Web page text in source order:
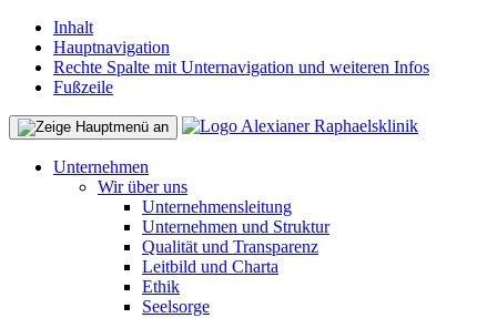
Inhalt
Hauptnavigation
Rechte Spalte mit Unternavigation und weiteren Infos
Fußzeile
Unternehmen
Wir über uns
Unternehmensleitung
Unternehmen und Struktur
Qualität und Transparenz
Leitbild und Charta
Ethik
Seelsorge